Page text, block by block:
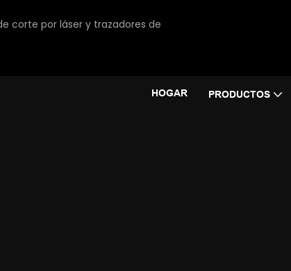
corte por láser y trazadores de
HOGAR PRODUCTOS